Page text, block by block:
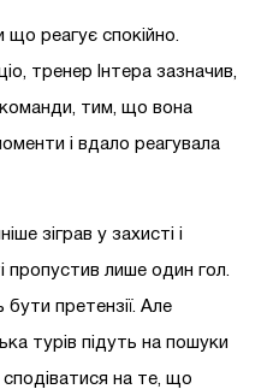
реагує спокійно.
тренер Інтера зазначив,
тим, що вона
і вдало реагувала
зіграв у захисті і
пропустив лише один гол.
претензії. Але
турів підуть на пошуки
на те, що